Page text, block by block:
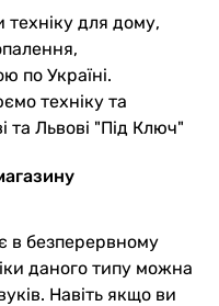
для дому,
по Україні.
техніку та
та Львові "Під Ключ"
в безперервному
даного типу можна
Навіть якщо ви